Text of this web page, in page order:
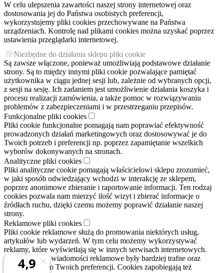
W celu ulepszenia zawartości naszej strony internetowej oraz
dostosowania jej do Państwa osobistych preferencji,
wykorzystujemy pliki cookies przechowywane na Państwa
urządzeniach. Kontrolę nad plikami cookies można uzyskać poprzez
ustawienia przeglądarki internetowej.
Niezbędne do działania sklepu pliki cookie
Są zawsze włączone, ponieważ umożliwiają podstawowe działanie
strony. Są to między innymi pliki cookie pozwalające pamiętać
użytkownika w ciągu jednej sesji lub, zależnie od wybranych opcji,
z sesji na sesję. Ich zadaniem jest umożliwienie działania koszyka i
procesu realizacji zamówienia, a także pomoc w rozwiązywaniu
problemów z zabezpieczeniami i w przestrzeganiu przepisów.
Funkcjonalne pliki cookies
Pliki cookie funkcjonalne pomagają nam poprawiać efektywność
prowadzonych działań marketingowych oraz dostosowywać je do
Twoich potrzeb i preferencji np. poprzez zapamiętanie wszelkich
wyborów dokonywanych na stronach.
Analityczne pliki cookies
Pliki analityczne cookie pomagają właścicielowi sklepu zrozumieć,
w jaki sposób odwiedzający wchodzi w interakcję ze sklepem,
poprzez anonimowe zbieranie i raportowanie informacji. Ten rodzaj
cookies pozwala nam mierzyć ilość wizyt i zbierać informacje o
źródłach ruchu, dzięki czemu możemy poprawić działanie naszej
strony.
Reklamowe pliki cookies
Pliki cookie reklamowe służą do promowania niektórych usług,
artykułów lub wydarzeń. W tym celu możemy wykorzystywać
reklamy, które wyświetlają się w innych serwisach internetowych.
Celem jest aby wiadomości reklamowe były bardziej trafne oraz
dostosowane do Twoich preferencji. Cookies zapobiegają też